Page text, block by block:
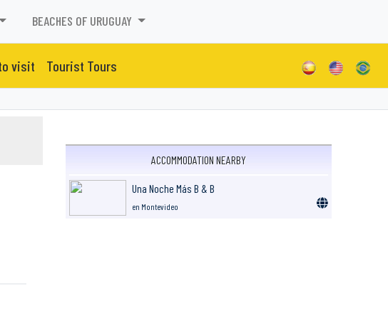
BEACHES OF URUGUAY
visit Tourist Tours
ACCOMMODATION NEARBY
Una Noche Más B & B
en Montevideo